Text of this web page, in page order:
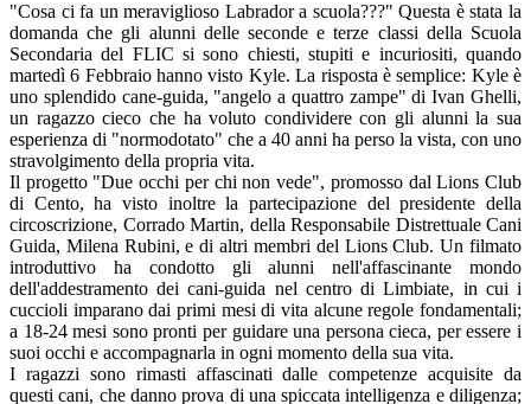
"Cosa ci fa un meraviglioso Labrador a scuola???" Questa è stata la
domanda che gli alunni delle seconde e terze classi della Scuola
Secondaria del FLIC si sono chiesti, stupiti e incuriositi, quando
martedì 6 Febbraio hanno visto Kyle. La risposta è semplice: Kyle è
uno splendido cane-guida, "angelo a quattro zampe" di Ivan Ghelli,
un ragazzo cieco che ha voluto condividere con gli alunni la sua
esperienza di "normodotato" che a 40 anni ha perso la vista, con uno
stravolgimento della propria vita.
Il progetto "Due occhi per chi non vede", promosso dal Lions Club
di Cento, ha visto inoltre la partecipazione del presidente della
circoscrizione, Corrado Martin, della Responsabile Distrettuale Cani
Guida, Milena Rubini, e di altri membri del Lions Club. Un filmato
introduttivo ha condotto gli alunni nell'affascinante mondo
dell'addestramento dei cani-guida nel centro di Limbiate, in cui i
cuccioli imparano dai primi mesi di vita alcune regole fondamentali;
a 18-24 mesi sono pronti per guidare una persona cieca, per essere i
suoi occhi e accompagnarla in ogni momento della sua vita.
I ragazzi sono rimasti affascinati dalle competenze acquisite da
questi cani, che danno prova di una spiccata intelligenza e diligenza;